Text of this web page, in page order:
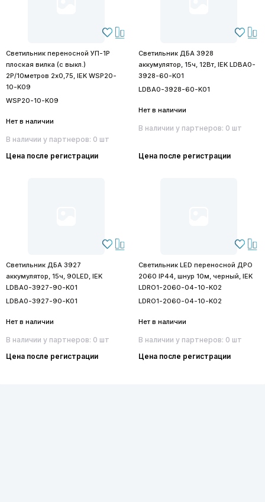
Светильник переносной УП-1Р
плоская вилка (с выкл.)
2Р/10метров 2х0,75, IEK WSP20-
10-K09
WSP20-10-K09
Нет в наличии
В наличии у партнеров: 0 шт
Цена после регистрации
Светильник ДБА 3928
аккумулятор, 15ч, 12Вт, IEK LDBA0-
3928-60-K01
LDBA0-3928-60-K01
Нет в наличии
В наличии у партнеров: 0 шт
Цена после регистрации
Светильник ДБА 3927
аккумулятор, 15ч, 90LED, IEK
LDBA0-3927-90-K01
LDBA0-3927-90-K01
Нет в наличии
В наличии у партнеров: 0 шт
Цена после регистрации
Светильник LED переносной ДРО
2060 IP44, шнур 10м, черный, IEK
LDRO1-2060-04-10-K02
LDRO1-2060-04-10-K02
Нет в наличии
В наличии у партнеров: 0 шт
Цена после регистрации